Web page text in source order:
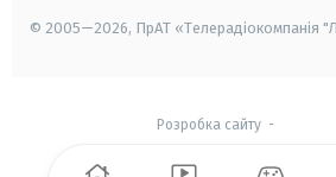
© 2005—2026, ПрАТ «Телерадіокомпанія
Розробка сайту-